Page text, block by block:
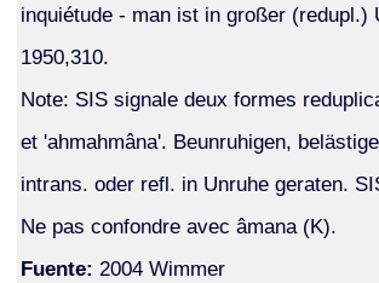
inquiétude - man ist in großer (redupl.)
1950,310.
Note: SIS signale deux formes
et 'ahmahmâna'. Beunruhigen,
intrans. oder refl. in Unruhe geraten.
Ne pas confondre avec âmana (K).
Fuente: 2004 Wimmer